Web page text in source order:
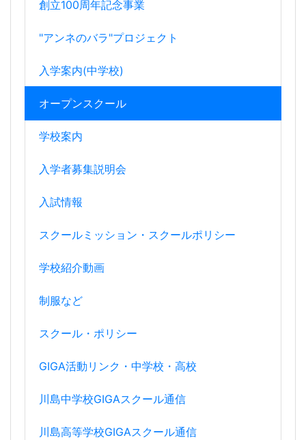
創立100周年記念事業
"アンネのバラ"プロジェクト
入学案内(中学校)
オープンスクール
学校案内
入学者募集説明会
入試情報
スクールミッション・スクールポリシー
学校紹介動画
制服など
スクール・ポリシー
GIGA活動リンク・中学校・高校
川島中学校GIGAスクール通信
川島高等学校GIGAスクール通信